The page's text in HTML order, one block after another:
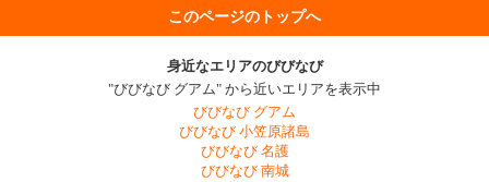
このページのトップへ
身近なエリアのびびなび
"びびなび グアム" から近いエリアを表示中
びびなび グアム
びびなび 小笠原諸島
びびなび 名護
びびなび 南城